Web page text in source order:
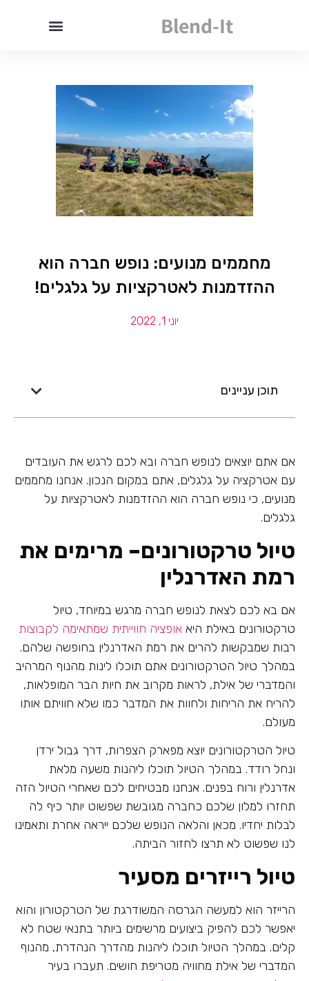
Blend-It
מחממים מנועים: נופש חברה הוא
ההזדמנות לאטרקציות על גלגלים!
יוני 1, 2022
תוכן עניינים
אם אתם יוצאים לנופש חברה ובא לכם לרגש את העובדים
עם אטרקציה על גלגלים, אתם במקום הנכון. אנחנו מחממים
מנועים, כי נופש חברה הוא ההזדמנות לאטרקציות על
גלגלים.
טיול טרקטורונים– מרימים את
רמת האדרנלין
אם בא לכם לצאת לנופש חברה מרגש במיוחד, טיול
טרקטורונים באילת היא אופציה חווייתית שמתאימה לקבוצות
רבות שמבקשות להרים את רמת האדרנלין בחופשה שלהם.
במהלך טיול הטרקטורונים אתם תוכלו לינות מהנוף המרהיב
והמדברי של אילת, לראות מקרוב את חיות הבר המופלאות,
להריח את הריחות ולחוות את המדבר כמו שלא חוויתם אותו
מעולם.
טיול הטרקטורונים יוצא מפארק הצפרות, דרך גבול ירדן
ונחל רודד. במהלך הטיול תוכלו ליהנות משעה מלאת
אדרנלין ורוח בפנים. אנחנו מבטיחים לכם שאחרי הטיול הזה
תחזרו למלון שלכם כחברה מגובשת שפשוט יותר כיף לה
לבלות יחדיו. מכאן והלאה הנופש שלכם ייראה אחרת ותאמינו
לנו שפשוט לא תרצו לחזור הביתה.
טיול רייזרים מסעיר
הרייזר הוא למעשה הגרסה המשודרגת של הטרקטורון והוא
יאפשר לכם להפיק ביצועים מרשימים ביותר בתנאי שטח לא
קלים. במהלך הטיול תוכלו ליהנות מהדרך הנהדרת, מהנוף
המדברי של אילת מחוויה מטריפת חושים. תעברו בעיר